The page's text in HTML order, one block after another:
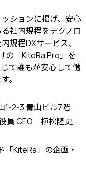
ションに掲げ、安心
社内規程をテクノロ
規程DXサービス、
の「KiteRa Pro」を
て誰もが安心して働
。
1-2-3 青山ビル7階
員 CEO 植松隆史
「KiteRa」の企画・